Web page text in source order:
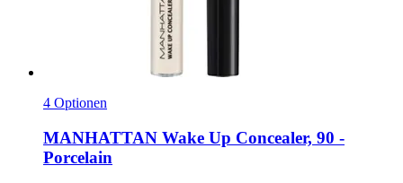
4 Optionen
MANHATTAN Wake Up Concealer, 90 -​
Porcelain